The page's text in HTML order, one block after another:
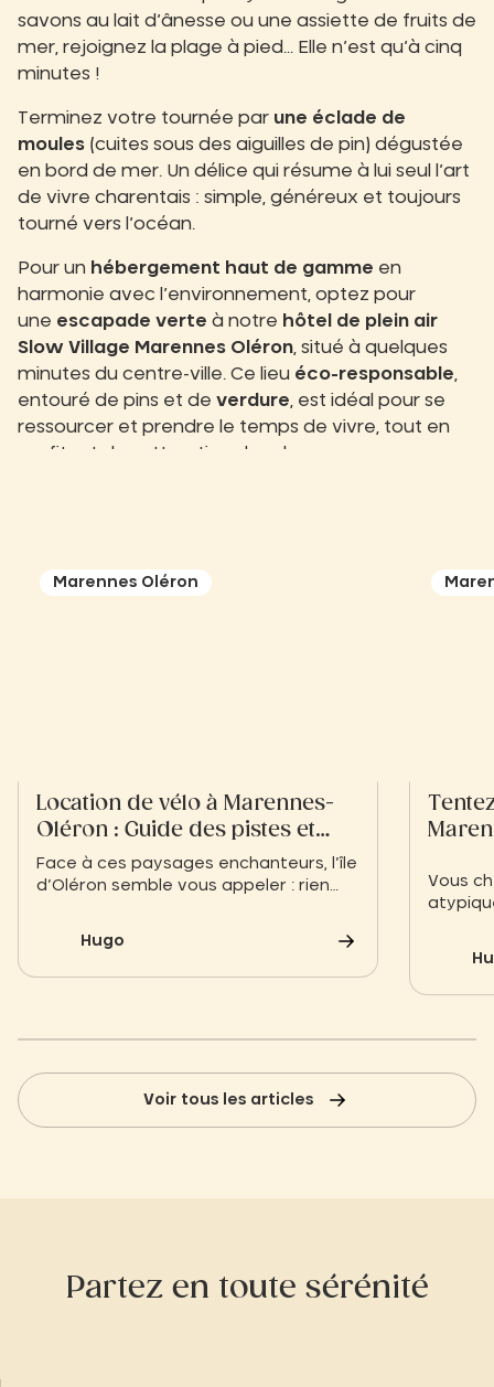
savons au lait d’ânesse ou une assiette de fruits de
mer, rejoignez la plage à pied… Elle n’est qu’à cinq
minutes !
Terminez votre tournée par une éclade de
moules (cuites sous des aiguilles de pin) dégustée
en bord de mer. Un délice qui résume à lui seul l’art
de vivre charentais : simple, généreux et toujours
tourné vers l’océan.
Pour un hébergement haut de gamme en
harmonie avec l’environnement, optez pour
une escapade verte à notre hôtel de plein air
Slow Village Marennes Oléron , situé à quelques
minutes du centre-ville. Ce lieu éco-responsable
entouré de pins et de verdure , est idéal pour se
ressourcer et prendre le temps de vivre, tout en
profitant des attractions locales.
Marennes Oléron
Location de vélo à Marennes-
Oléron : Guide des pistes et
loueurs
Face à ces paysages enchanteurs, l’île
d’Oléron semble vous appeler : rien
affectueusement l’île aux mimosas.
C’est le moment de vous diriger vers
Hugo
Vous
Voir tous les articles
Partez en toute sérénité